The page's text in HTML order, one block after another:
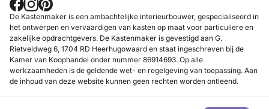
Maak een afspraak
De Kastenmaker is een ambachtelijke interieurbouwer, gespecialiseerd in
het ontwerpen en vervaardigen van kasten op maat voor particuliere en
zakelijke opdrachtgevers. De Kastenmaker is gevestigd aan G.
Rietveldweg 6, 1704 RD Heerhugowaard en staat ingeschreven bij de
Kamer van Koophandel onder nummer 86914693. Op alle
werkzaamheden is de geldende wet- en regelgeving van toepassing. Aan
de inhoud van deze website kunnen geen rechten worden ontleend.